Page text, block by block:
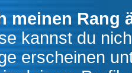
meinen Rang
kannst du
erscheinen